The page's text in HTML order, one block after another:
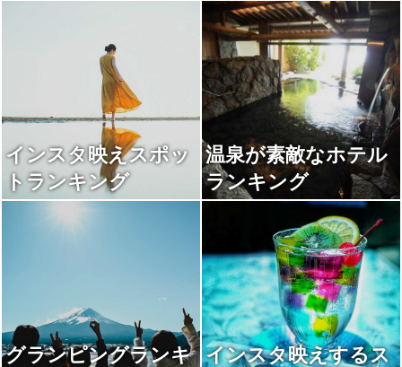
インスタ映えスポッ
トランキング
温泉が素敵なホテル
ランキング
グランピングランキ
インスタ映えするス